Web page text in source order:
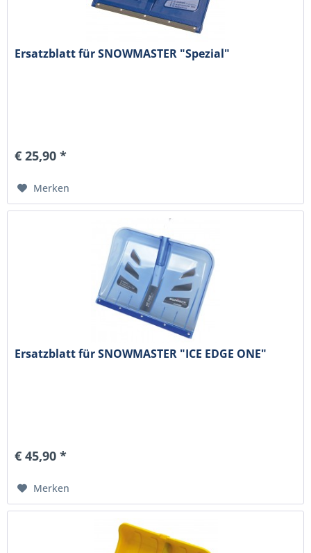
Ersatzblatt für SNOWMASTER "Spezial"
€ 25,90 *
Merken
Ersatzblatt für SNOWMASTER "ICE EDGE ONE"
€ 45,90 *
Merken